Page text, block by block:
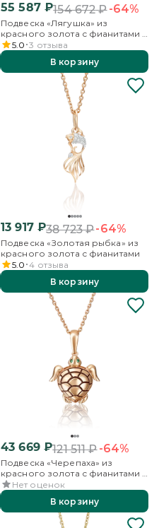
55 587₽154 672₽-64%
Подвеска «Лягушка» из
красного золота с фианитами и
эмалью
5.0 3 отзыва
В корзину
13 917₽38 723₽-64%
Подвеска «Золотая рыбка» из
красного золота с фианитами
5.0 4 отзыва
В корзину
43 669₽121 511₽-64%
Подвеска «Черепаха» из
красного золота с фианитами и
эмалью
Нет оценок
В корзину